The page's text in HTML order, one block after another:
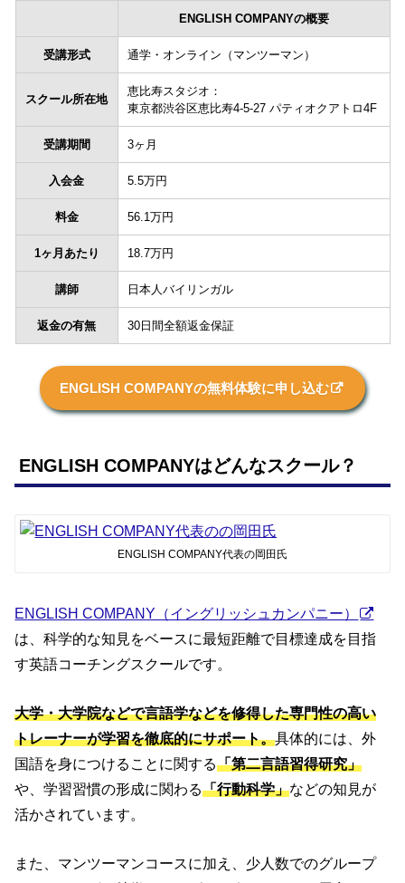
ENGLISH COMPANYの概要
受講形式 通学・オンライン（マンツーマン）
スクール所在地
恵比寿スタジオ：
東京都渋谷区恵比寿4-5-27 パティオクアトロ4F
受講期間 3ヶ月
入会金 5.5万円
料金 56.1万円
1ヶ月あたり 18.7万円
講師 日本人バイリンガル
返金の有無 30日間全額返金保証
ENGLISH COMPANYの無料体験に申し込む
ENGLISH COMPANYはどんなスクール？
ENGLISH COMPANY代表の岡田氏
ENGLISH COMPANY（イングリッシュカンパニー）
は、科学的な知見をベースに最短距離で目標達成を目指
す英語コーチングスクールです。
大学・大学院などで言語学などを修得した専門性の高い
トレーナーが学習を徹底的にサポート。具体的には、外
国語を身につけることに関する「第二言語習得研究」
や、学習習慣の形成に関わる「行動科学」などの知見が
活かされています。
また、マンツーマンコースに加え、少人数でのグループ